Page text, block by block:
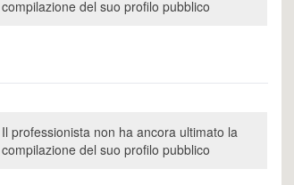
compilazione del suo profilo pubblico
Il professionista non ha ancora ultimato la
compilazione del suo profilo pubblico